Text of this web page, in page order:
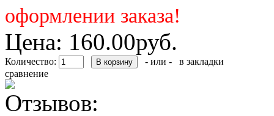
оформлении заказа!
Цена: 160.00руб.
Количество: - или -
в закладки
сравнение